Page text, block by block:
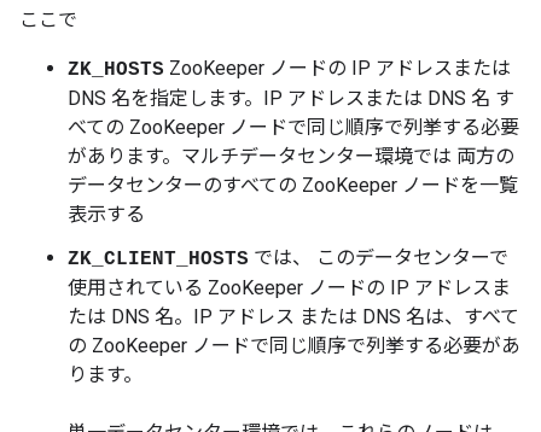
ここで
ZK_HOSTS ZooKeeper ノードの IP アドレスまたは
DNS 名を指定します。IP アドレスまたは DNS 名 す
べての ZooKeeper ノードで同じ順序で列挙する必要
があります。マルチデータセンター環境では 両方の
データセンターのすべての ZooKeeper ノードを一覧
表示する
ZK_CLIENT_HOSTS では、 このデータセンターで
使用されている ZooKeeper ノードの IP アドレスま
たは DNS 名。IP アドレス または DNS 名は、すべて
の ZooKeeper ノードで同じ順序で列挙する必要があ
ります。